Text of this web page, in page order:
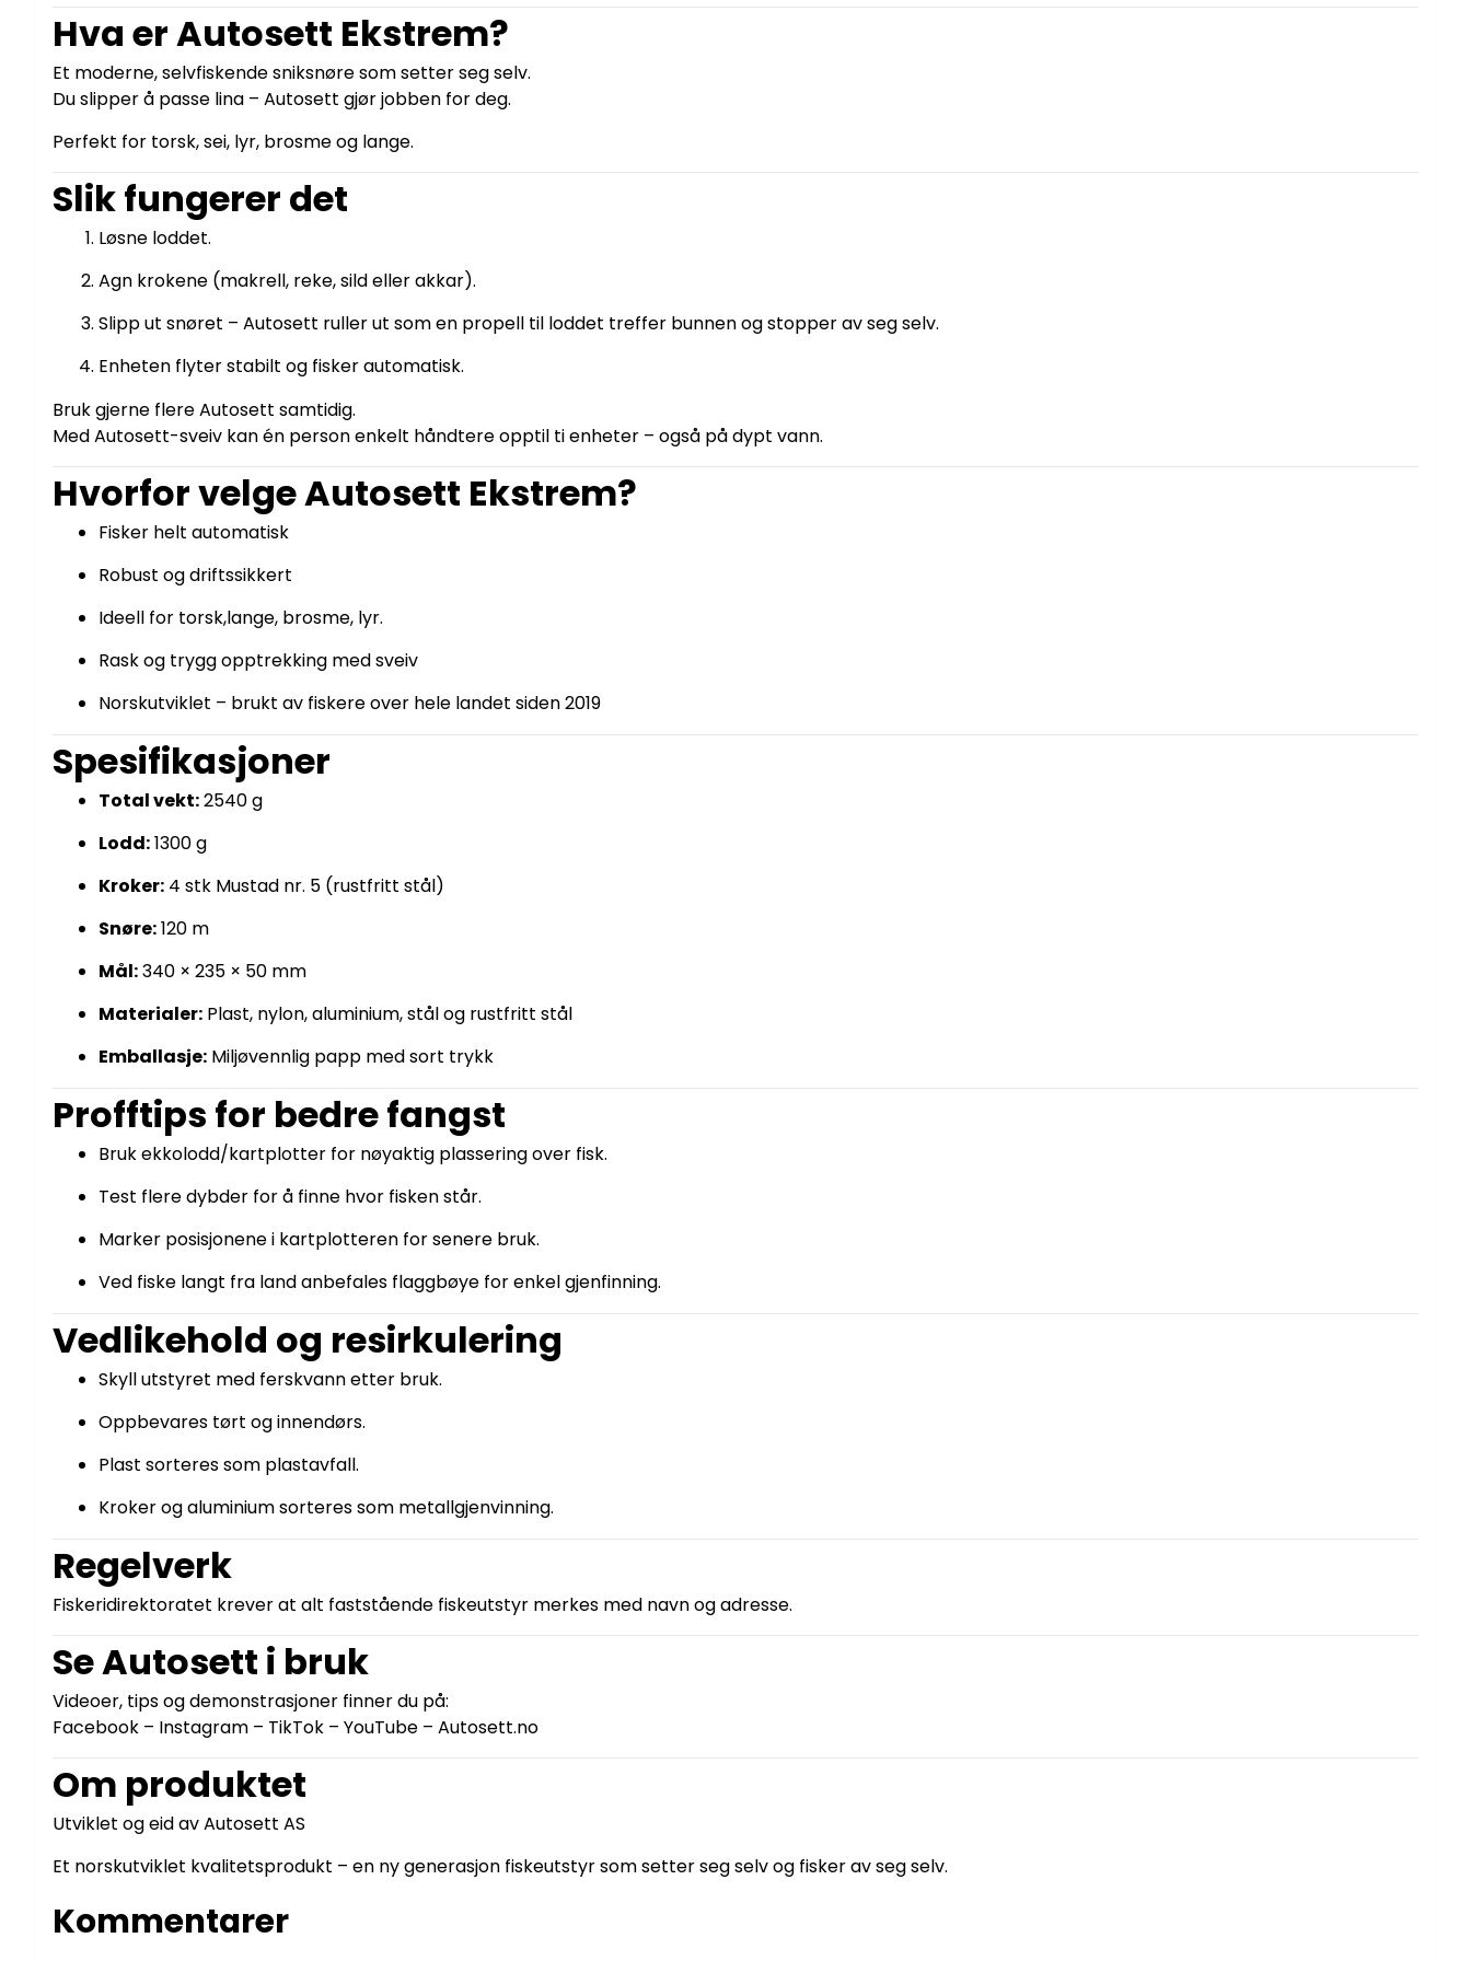
Hva er Autosett Ekstrem?
Et moderne, selvfiskende sniksnøre som setter seg selv.
Du slipper å passe lina – Autosett gjør jobben for deg.
Perfekt for torsk, sei, lyr, brosme og lange.
Slik fungerer det
Løsne loddet.
Agn krokene (makrell, reke, sild eller akkar).
Slipp ut snøret – Autosett ruller ut som en propell til loddet treffer bunnen og stopper av seg selv.
Enheten flyter stabilt og fisker automatisk.
Bruk gjerne flere Autosett samtidig.
Med Autosett-sveiv kan én person enkelt håndtere opptil ti enheter – også på dypt vann.
Hvorfor velge Autosett Ekstrem?
Fisker helt automatisk
Robust og driftssikkert
Ideell for torsk,lange, brosme, lyr.
Rask og trygg opptrekking med sveiv
Norskutviklet – brukt av fiskere over hele landet siden 2019
Spesifikasjoner
Total vekt:2540 g
Lodd:1300 g
Kroker: 4 stk Mustad nr. 5 (rustfritt stål)
Snøre:120 m
Mål:340 × 235 × 50 mm
Materialer: Plast, nylon, aluminium, stål og rustfritt stål
Emballasje: Miljøvennlig papp med sort trykk
Profftips for bedre fangst
Bruk ekkolodd/kartplotter for nøyaktig plassering over fisk.
Test flere dybder for å finne hvor fisken står.
Marker posisjonene i kartplotteren for senere bruk.
Ved fiske langt fra land anbefales flaggbøye for enkel gjenfinning.
Vedlikehold og resirkulering
Skyll utstyret med ferskvann etter bruk.
Oppbevares tørt og innendørs.
Plast sorteres som plastavfall.
Kroker og aluminium sorteres som metallgjenvinning.
Regelverk
Fiskeridirektoratet krever at alt faststående fiskeutstyr merkes med navn og adresse.
Se Autosett i bruk
Videoer, tips og demonstrasjoner finner du på:
Facebook – Instagram – TikTok – YouTube – Autosett.no
Om produktet
Utviklet og eid av Autosett AS
Et norskutviklet kvalitetsprodukt – en ny generasjon fiskeutstyr som setter seg selv og fisker av seg selv.
Kommentarer